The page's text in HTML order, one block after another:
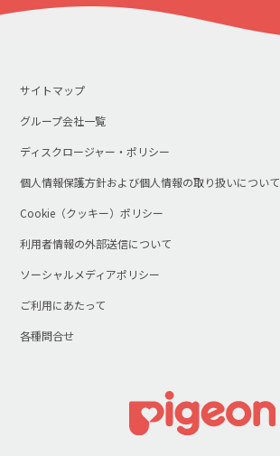
サイトマップ
グループ会社一覧
ディスクロージャー・ポリシー
個人情報保護方針および個人情報の取り扱いについて
Cookie（クッキー）ポリシー
利用者情報の外部送信について
ソーシャルメディアポリシー
ご利用にあたって
各種問合せ